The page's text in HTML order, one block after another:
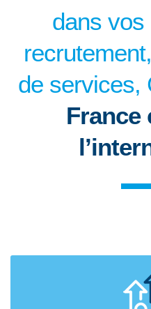
dans vos
de services,
France